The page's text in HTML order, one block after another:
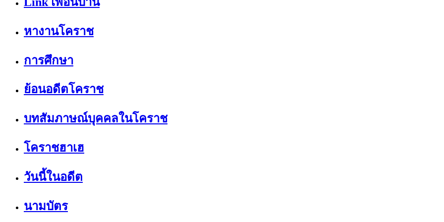
หางานโคราช
การศึกษา
ย้อนอดีตโคราช
บทสัมภาษณ์บุคคลในโคราช
โคราชฮาเฮ
วันนี้ในอดีต
นามบัตร